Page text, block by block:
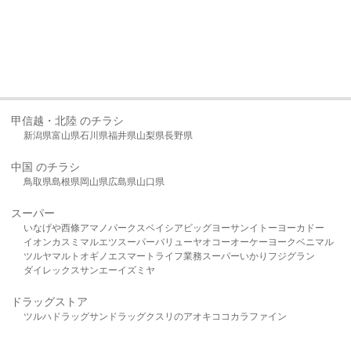
甲信越・北陸 のチラシ
新潟県富山県石川県福井県山梨県長野県
中国 のチラシ
鳥取県島根県岡山県広島県山口県
スーパー
いなげや西條アマノパークスベイシア ビッグヨーサンイトーヨーカドー
イオンカスミ マルエツスーパーバリューヤオコーオーケー ヨークベニマル
ツルヤマルト オギノ エスマート ライフ業務スーパーいかり フジグラン
ダイレックスサンエーイズミヤ
ドラッグストア
ツルハドラッグサンドラッグクスリのアオキ ココカラファイン